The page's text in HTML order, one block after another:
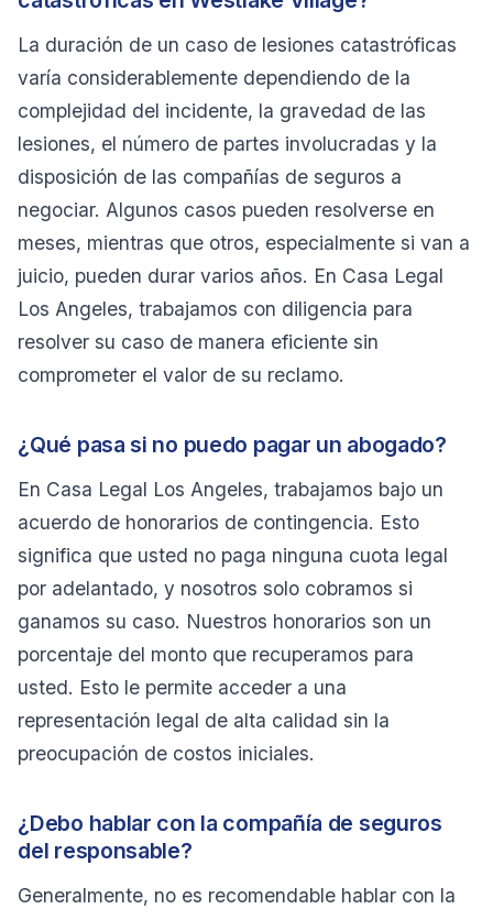
La duración de un caso de lesiones catastróficas
varía considerablemente dependiendo de la
complejidad del incidente, la gravedad de las
lesiones, el número de partes involucradas y la
disposición de las compañías de seguros a
negociar. Algunos casos pueden resolverse en
meses, mientras que otros, especialmente si van a
juicio, pueden durar varios años. En Casa Legal
Los Angeles, trabajamos con diligencia para
resolver su caso de manera eficiente sin
comprometer el valor de su reclamo.
¿Qué pasa si no puedo pagar un abogado?
En Casa Legal Los Angeles, trabajamos bajo un
acuerdo de honorarios de contingencia. Esto
significa que usted no paga ninguna cuota legal
por adelantado, y nosotros solo cobramos si
ganamos su caso. Nuestros honorarios son un
porcentaje del monto que recuperamos para
usted. Esto le permite acceder a una
representación legal de alta calidad sin la
preocupación de costos iniciales.
¿Debo hablar con la compañía de seguros
del responsable?
Generalmente, no es recomendable hablar con la